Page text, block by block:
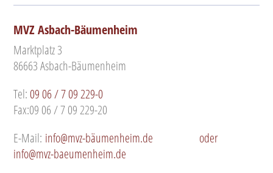
MVZ Asbach-Bäumenheim
Marktplatz 3
86663 Asbach-Bäumenheim
Tel:09 06 / 7 09 229-0
Fax:09 06 / 7 09 229-20
E-Mail: info@mvz-bäumenheim.de
oder
info@mvz-baeumenheim.de